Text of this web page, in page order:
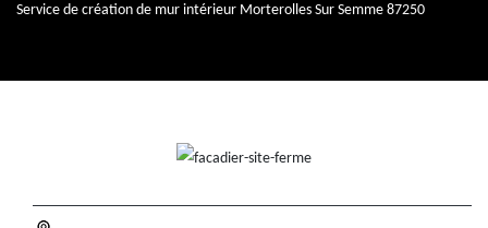
Service de création de mur intérieur Morterolles Sur Semme 87250